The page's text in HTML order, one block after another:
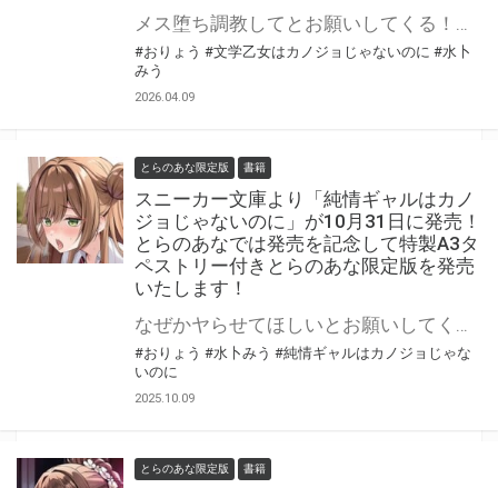
メス堕ち調教してとお願いしてくる！？ ちょっぴりエッチな青春ラブコメ「カノジョじゃないのに」 シリーズ第2弾！ 「文学乙女はカノジョじゃないのに」が5月1日（金）に発売！ とらのあなでは発売を記念して「特製A3タペストリー」付きとらのあな限定版を発売いたします。 とらのあな限定版は数量限定となりますので是非お早めにお求めください！
#おりょう #文学乙女はカノジョじゃないのに #水卜
みう
2026.04.09
とらのあな限定版 書籍
スニーカー文庫より「純情ギャルはカノ
ジョじゃないのに」が10月31日に発売！
とらのあなでは発売を記念して特製A3タ
ペストリー付きとらのあな限定版を発売
いたします！
なぜかヤらせてほしいとお願いしてくる！？ スニーカー文庫より 『純情ギャルはカノジョじゃないのに』が10月31日(金)に発売！ とらのあなでは発売を記念して「特製A3タペストリー付き」とらのあな限定版を発売いたします。 とらのあな限定版の数は限られていますので是非お早めにお求めください！
#おりょう #水卜みう #純情ギャルはカノジョじゃな
いのに
2025.10.09
とらのあな限定版 書籍